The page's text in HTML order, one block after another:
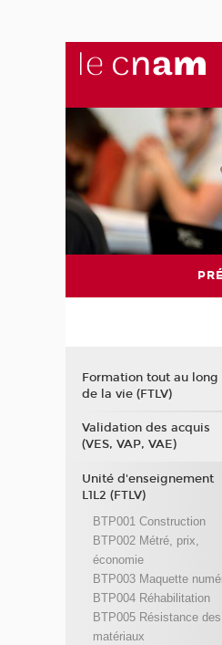
Formation tout au long
de la vie (FTLV)
Validation des acquis
(VES, VAP, VAE)
Unité d'enseignement
L1L2 (FTLV)
BTP001 Construction
BTP002 Métré, prix,
économie
BTP003 Maquette
BTP004 Réhabilitation
BTP005 Résistance des
matériaux